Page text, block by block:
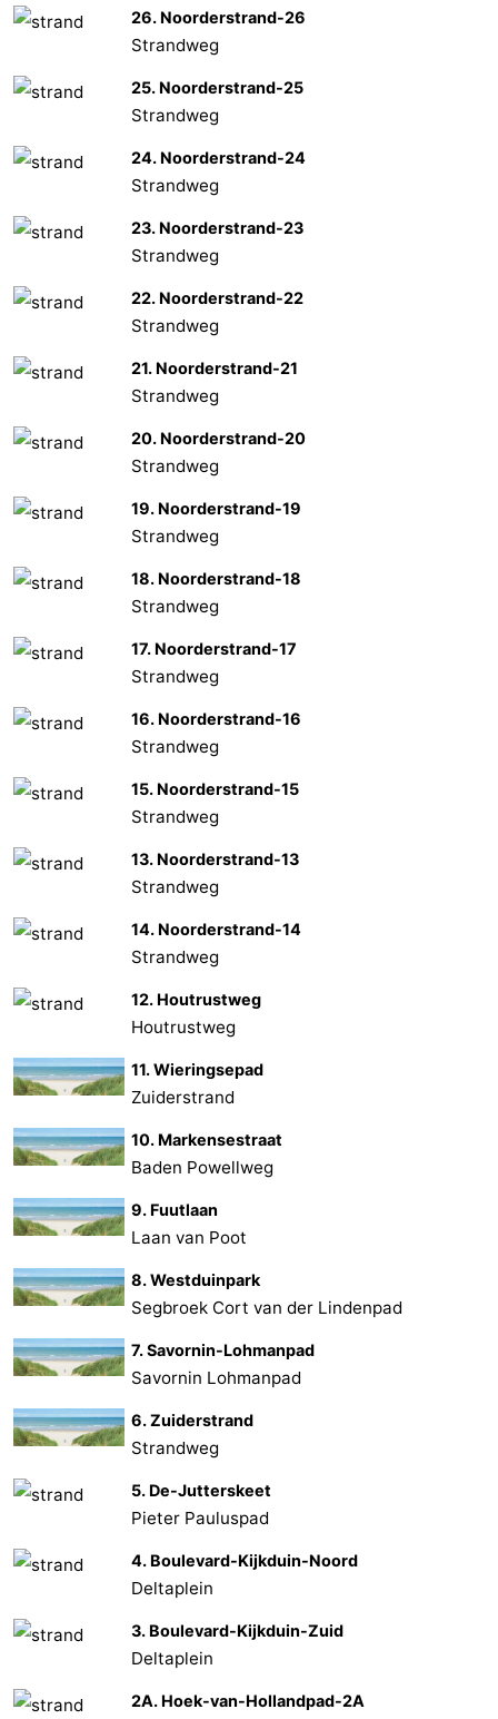
26. Noorderstrand-26
Strandweg
25. Noorderstrand-25
Strandweg
24. Noorderstrand-24
Strandweg
23. Noorderstrand-23
Strandweg
22. Noorderstrand-22
Strandweg
21. Noorderstrand-21
Strandweg
20. Noorderstrand-20
Strandweg
19. Noorderstrand-19
Strandweg
18. Noorderstrand-18
Strandweg
17. Noorderstrand-17
Strandweg
16. Noorderstrand-16
Strandweg
15. Noorderstrand-15
Strandweg
13. Noorderstrand-13
Strandweg
14. Noorderstrand-14
Strandweg
12. Houtrustweg
Houtrustweg
11. Wieringsepad
Zuiderstrand
10. Markensestraat
Baden Powellweg
9. Fuutlaan
Laan van Poot
8. Westduinpark
Segbroek Cort van der Lindenpad
7. Savornin-Lohmanpad
Savornin Lohmanpad
6. Zuiderstrand
Strandweg
5. De-Jutterskeet
Pieter Pauluspad
4. Boulevard-Kijkduin-Noord
Deltaplein
3. Boulevard-Kijkduin-Zuid
Deltaplein
2A. Hoek-van-Hollandpad-2A